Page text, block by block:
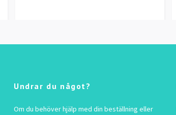
Undrar du något?
Om du behöver hjälp med din beställning eller